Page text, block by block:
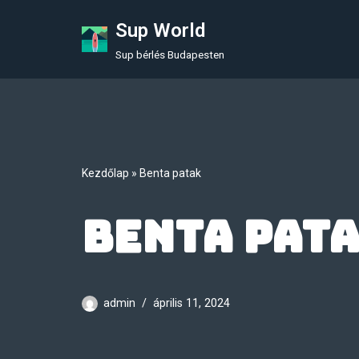
Sup World
Sup bérlés Budapesten
Kezdőlap » Benta patak
Benta
admin április 11, 2024